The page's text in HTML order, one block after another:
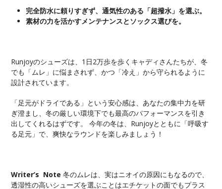
完全防水に頼りすぎず、通気性のある「超撥水」を選ぶ。
素材の力を活かすメンテナンスとソックス選びを。
Runjoyのシューズは、1日2万歩を歩くキャディさんたちが、冬
でも「ムレ」に悩まされず、かつ「冷え」から守られるように
設計されています。
「足元がドライである」という安心感は、あなたの集中力を研
ぎ澄まし、冬の厳しい環境下でも最高のパフォーマンスを引き
出してくれるはずです。 今年の冬は、Runjoyとともに「呼吸す
る足元」で、爽快なラウンドを楽しみましょう！
Writer’s Note 冬のムレは、実はニオイの原因にもなるので、
透湿性の高いシューズを選ぶことはエチケットの面でもプラス